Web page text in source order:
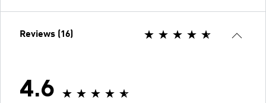
Reviews (16)
4.6